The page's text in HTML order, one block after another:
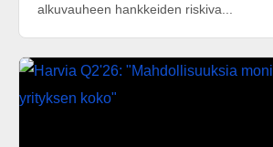
alkuvauheen hankkeiden riskiva...